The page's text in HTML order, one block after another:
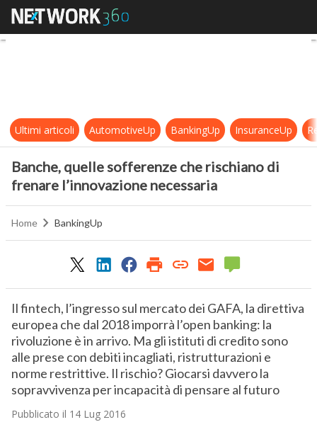
Banche, quelle sofferenze che
Ultimi articoli AutomotiveUp BankingUp InsuranceUp
Banche, quelle sofferenze che rischiano di
frenare l’innovazione necessaria
Home BankingUp
Il fintech, l’ingresso sul mercato dei GAFA, la direttiva
europea che dal 2018 imporrà l’open banking: la
rivoluzione è in arrivo. Ma gli istituti di credito sono
alle prese con debiti incagliati, ristrutturazioni e
norme restrittive. Il rischio? Giocarsi davvero la
sopravvivenza per incapacità di pensare al futuro
Pubblicato il 14 Lug 2016